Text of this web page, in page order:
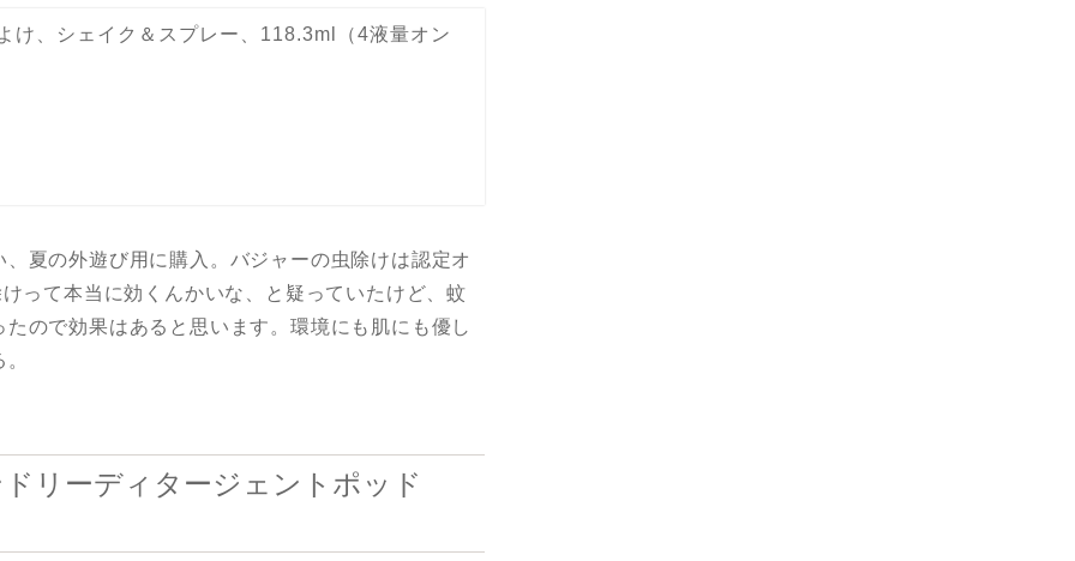
け、シェイク＆スプレー、118.3ml（4液量オン
夏の外遊び用に購入。バジャーの虫除けは認定オ
って本当に効くんかいな、と疑っていたけど、蚊
ので効果はあると思います。環境にも肌にも優し
リーディタージェントポッド